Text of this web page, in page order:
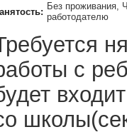
Без проживания,
работодателю
с